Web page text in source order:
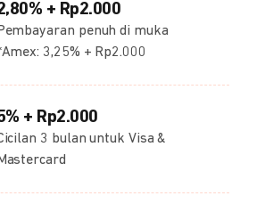
+ Rp2.000
Pembayaran penuh di muka
3,25% + Rp2.000
+ Rp2.000
3 bulan untuk Visa &
Mastercard